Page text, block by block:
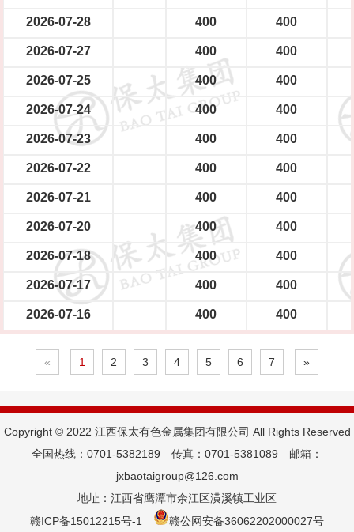
2026-07-28 400 400
2026-07-27 400 400
2026-07-25 400 400
2026-07-24 400 400
2026-07-23 400 400
2026-07-22 400 400
2026-07-21 400 400
2026-07-20 400 400
2026-07-18 400 400
2026-07-17 400 400
2026-07-16 400 400
« 1 2 3 4 5 6 7 »
Copyright © 2022 江西保太有色金属集团有限公司 All Rights Reserved
全国热线：0701-5382189 传真：0701-5381089 邮箱：
jxbaotaigroup@126.com
地址：江西省鹰潭市余江区潢溪镇工业区
赣ICP备15012215号-1
赣公网安备36062202000027号